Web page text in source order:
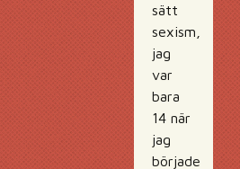
sätt
sexism,
jag
var
bara
14 när
jag
började